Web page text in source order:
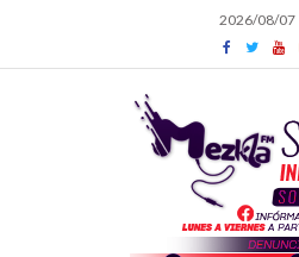
content
2026/08/07